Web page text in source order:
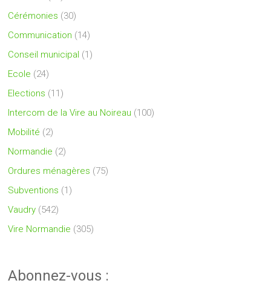
Cérémonies (30)
Communication (14)
Conseil municipal (1)
Ecole (24)
Elections (11)
Intercom de la Vire au Noireau (100)
Mobilité (2)
Normandie (2)
Ordures ménagères (75)
Subventions (1)
Vaudry (542)
Vire Normandie (305)
Abonnez-vous :